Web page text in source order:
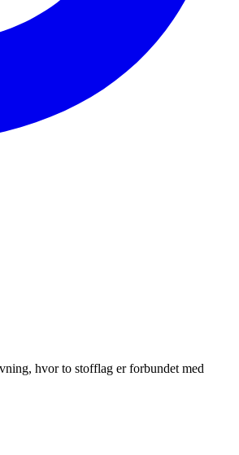
hvor to stofflag er forbundet med